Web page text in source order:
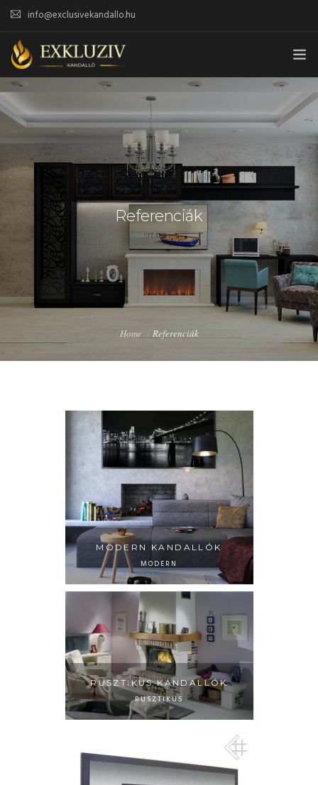
info@exclusivekandallo.hu
FŐOLDAL
SZOLGÁLTATÁSOK
Referenciák
Home Referenciák
MODERN KANDALLÓK
MODERN
RUSZTIKUS KANDALLÓK
RUSZTIKUS